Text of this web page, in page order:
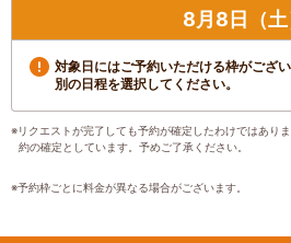
8月8日（土
対象日にはご予約いただける枠がござい
別の日程を選択してください。
※リクエストが完了しても予約が確定したわけではあり
約の確定としています。予めご了承ください。
※予約枠ごとに料金が異なる場合がございます。